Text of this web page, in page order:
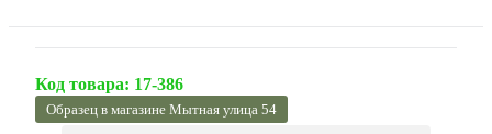
Код товара: 17-386
Образец в магазине Мытная улица 54